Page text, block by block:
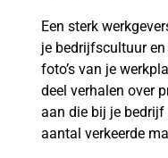
Een sterk
je bedrijfscultuur
foto’s van je
deel verhalen over
aan die bij je
aantal verkeerde